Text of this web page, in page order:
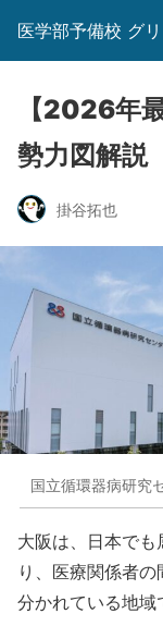
医学部予備校 グ
【2026年
勢力図解説
掛谷拓也
国立循環器病研究
大阪は、日本で
り、医療関係者
分かれている地域